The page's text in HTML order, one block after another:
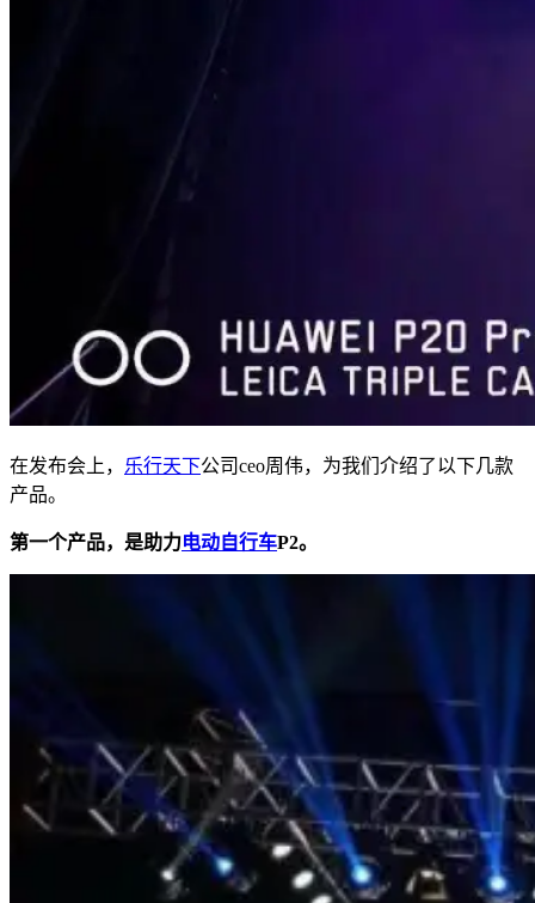
在发布会上， 乐行天下公司ceo周伟，为我们介绍了以下几款
产品。
第一个产品，是助力电动自行车P2。